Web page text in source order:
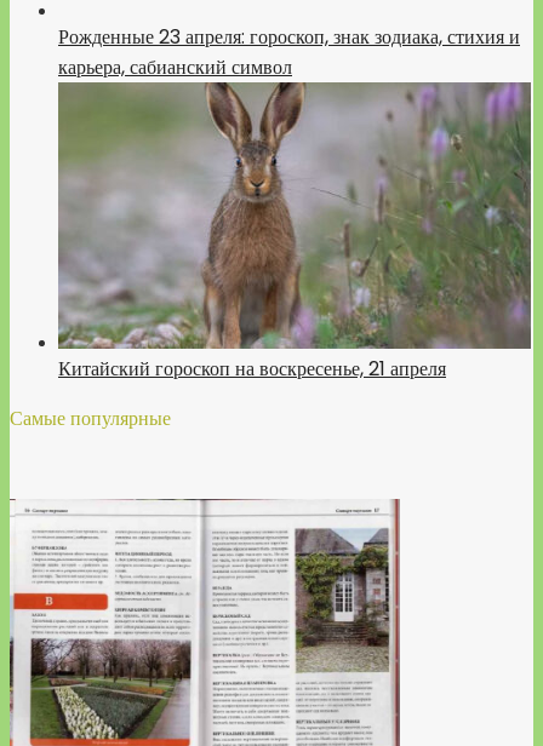
Рожденные 23 апреля: гороскоп, знак зодиака, стихия и
карьера, сабианский символ
Китайский гороскоп на воскресенье, 21 апреля
Самые популярные